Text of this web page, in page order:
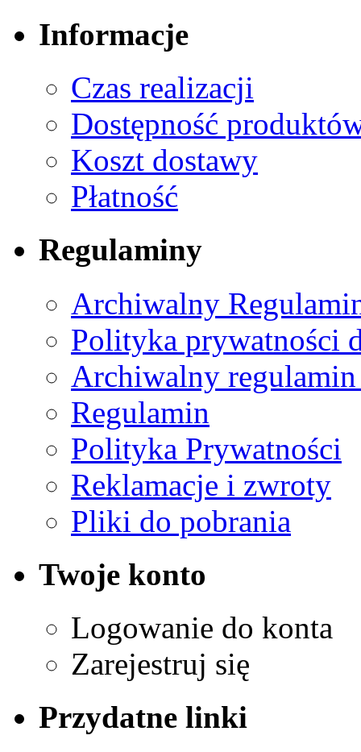
Informacje
Czas realizacji
Dostępność
Koszt dostawy
Płatność
Regulaminy
Archiwalny
Polityka prywatności
Archiwalny
Regulamin
Polityka Prywatności
Reklamacje i zwroty
Pliki do pobrania
Twoje konto
Logowanie do konta
Zarejestruj się
Przydatne linki